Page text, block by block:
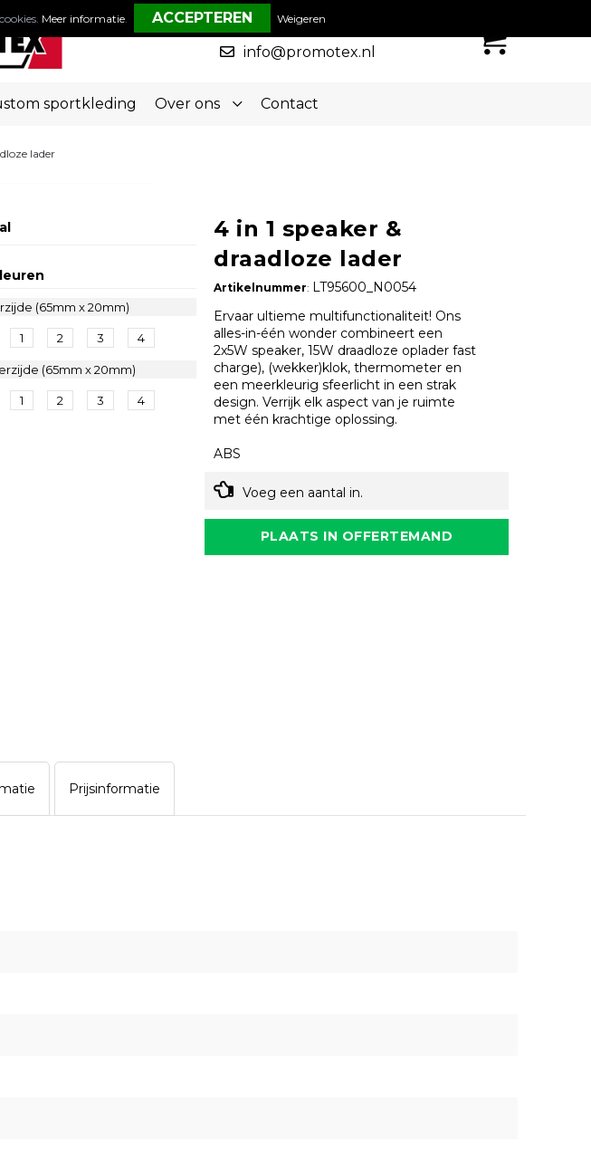
050-5773636
info@promotex.nl
sportkleding Over ons Contact
lader
(65mm x 20mm)
1 2 3 4
(65mm x 20mm)
1 2 3 4
4 in 1 speaker &
draadloze lader
Artikelnummer: LT95600_N0054
Ervaar ultieme multifunctionaliteit! Ons
alles-in-één wonder combineert een
2x5W speaker, 15W draadloze oplader fast
charge), (wekker)klok, thermometer en
een meerkleurig sfeerlicht in een strak
design. Verrijk elk aspect van je ruimte
met één krachtige oplossing.
ABS
Voeg een aantal in.
PLAATS IN OFFERTEMAND
Prijsinformatie
Meer informatie. Weigeren